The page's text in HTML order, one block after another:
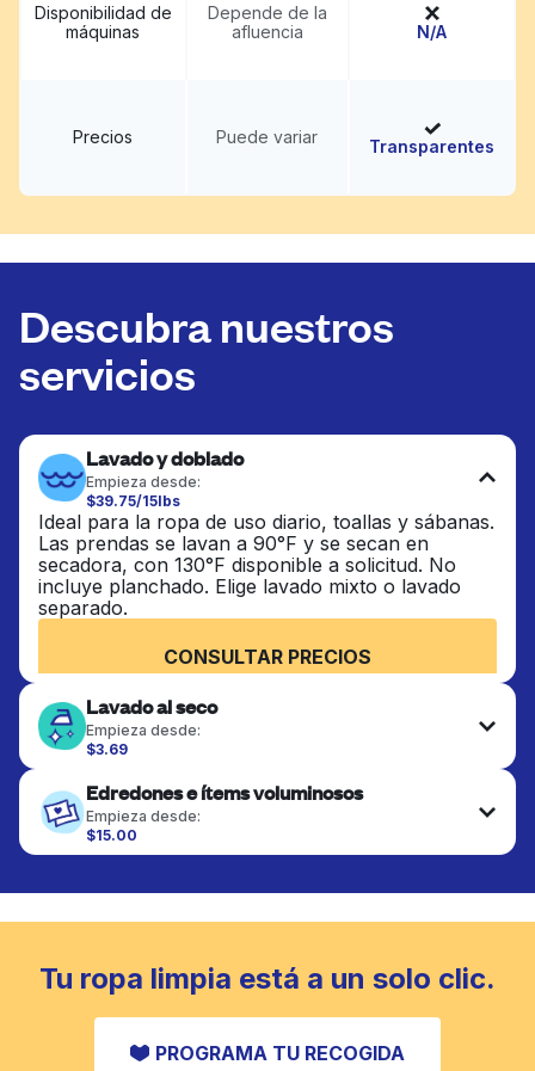
Disponibilidad de
máquinas
Depende de la
afluencia
N/A
Precios Puede variar Transparentes
Descubra nuestros
servicios
Lavado y doblado
Empieza desde:
$39.75/15lbs
Ideal para la ropa de uso diario, toallas y sábanas.
Las prendas se lavan a 90°F y se secan en
secadora, con 130°F disponible a solicitud. No
incluye planchado. Elige lavado mixto o lavado
separado.
CONSULTAR PRECIOS
Lavado al seco
Empieza desde:
$3.69
terminan de forma profesional. Adecuado para
trajes, vestidos, abrigos y telas que requieren
cuidado especial para mantener su forma, color y
textura.
Edredones e ítems voluminosos
Empieza desde:
$15.00
Los artículos grandes como edredones, mantas y
completamente. Diseñado para refrescar piezas
más pesadas que no caben en una lavadora
CONSULTAR PRECIOS
Tu ropa limpia está a un solo clic.
PROGRAMA TU RECOGIDA